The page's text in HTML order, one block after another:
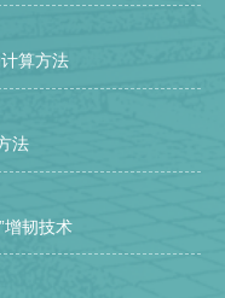
有聊 | 聊大青年说 · 熊金兰：将温暖继续传递
【有聊 】 聊大青年说 · 房金秋：拒绝躺平
算方法
法
增韧技术